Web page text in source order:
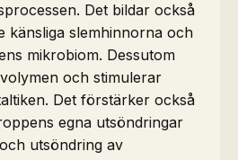
Det bildar också
känsliga slemhinnorna och
mikrobiom. Dessutom
och stimulerar
Det förstärker också
egna utsöndringar
utsöndring av